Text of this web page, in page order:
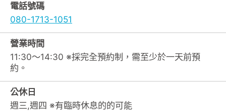
電話號碼
080-1713-1051
營業時間
11:30～14:30 ※採完全預約制，需至少於一天前預
約。
公休日
週三,週四 ※有臨時休息的的可能